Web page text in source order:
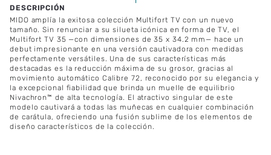
MIDO amplía la exitosa colección Multifort TV con un nuevo
tamaño. Sin renunciar a su silueta icónica en forma de TV, el
Multifort TV 35 —con dimensiones de 35 x 34.2 mm— hace un
debut impresionante en una versión cautivadora con medidas
perfectamente versátiles. Una de sus características más
destacadas es la reducción máxima de su grosor, gracias al
movimiento automático Calibre 72, reconocido por su elegancia y
la excepcional fiabilidad que brinda un muelle de equilibrio
Nivachron™ de alta tecnología. El atractivo singular de este
modelo cautivará a todas las muñecas en cualquier combinación
de carátula, ofreciendo una fusión sublime de los elementos de
diseño característicos de la colección.